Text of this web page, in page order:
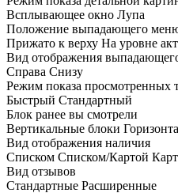
Всплывающее окно Лупа
Положение выпадающего меню
Прижато к верху На уровне
Вид отображения
Справа Снизу
Режим показа просмотренных
Быстрый Стандартный
Блок ранее вы смотрели
Вертикальные блоки
Вид отображения наличия
Списком Списком/Картой
Вид отзывов
Стандартные Расширенные